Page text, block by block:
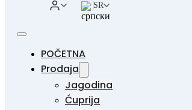
SR
POČETNA
Prodaja
Jagodina
Ćuprija